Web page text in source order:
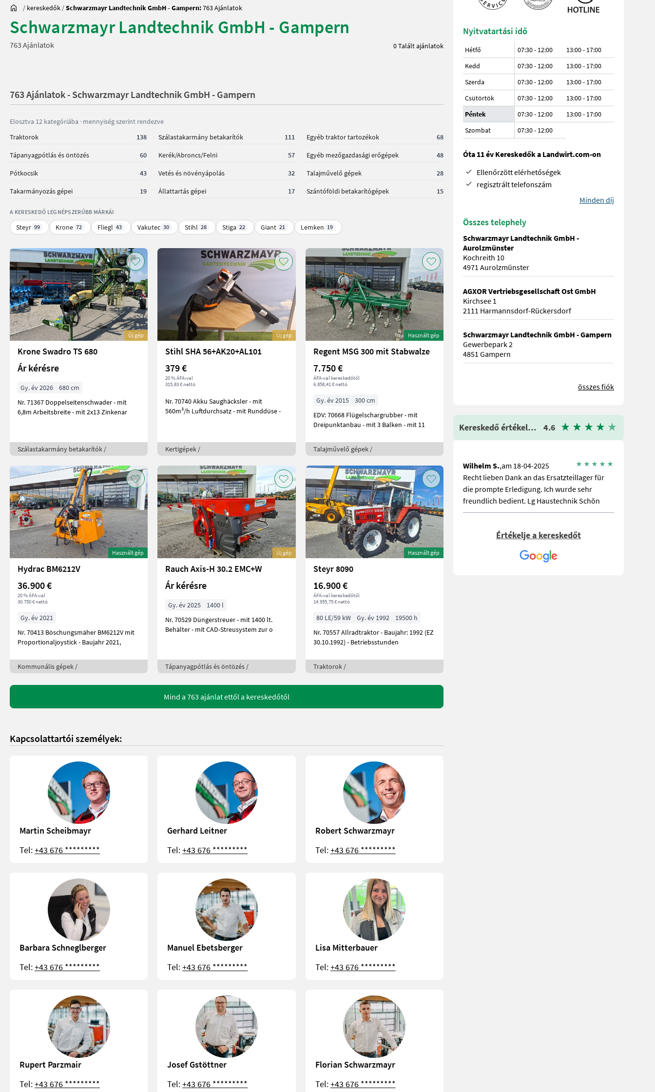
/ kereskedők /Schwarzmayr Landtechnik GmbH - Gampern:763 Ajánlatok
Schwarzmayr Landtechnik GmbH - Gampern
763 Ajánlatok 0 Talált ajánlatok
763 Ajánlatok - Schwarzmayr Landtechnik GmbH - Gampern
Elosztva 12 kategóriába · mennyiség szerint rendezve
Traktorok
138 Szálastakarmány betakarítók 111 Egyéb traktor tartozékok 68
Tápanyagpótlás és öntözés 60 Kerék/Abroncs/Felni 57 Egyéb mezőgazdasági erőgépek 48
Pótkocsik 43 Vetés és növényápolás 32 Talajművelő gépek 28
Takarmányozás gépei 19 Állattartás gépei 17 Szántóföldi betakarítógépek 15
A KERESKEDŐ LEGNÉPSZERŰBB MÁRKÁI
Steyr 99 Krone 72 Fliegl 43 Vakutec 30 Stihl 28 Stiga 22 Giant 21 Lemken 19
Új gép
Krone Swadro TS 680
Ár kérésre
Gy. év 2026
680 cm
Nr. 71367 Doppelseitenschwader - mit
6,8m Arbeitsbreite - mit 2x13 Zinkenar
Szálastakarmány betakarítók /
Új gép
Stihl SHA 56+AK20+AL101
379 €
20 % ÁFA-val
315,83 € nettó
Nr. 70740 Akku Saughäcksler - mit
560m³/h Luftdurchsatz - mit Runddüse -
Kertigépek /
Használt gép
Regent MSG 300 mit Stabwalze
7.750 €
ÁFA-val kereskedőtől
6.858,41 € nettó
Gy. év 2015
300 cm
EDV: 70668 Flügelschargrubber - mit
Dreipunktanbau - mit 3 Balken - mit 11
Talajművelő gépek /
Használt gép
Hydrac BM6212V
36.900 €
20 % ÁFA-val
30.750 € nettó
Gy. év 2021
Nr. 70413 Böschungsmäher BM6212V mit
Proportionaljoystick - Baujahr 2021,
Kommunális gépek /
Új gép
Rauch Axis-H 30.2 EMC+W
Ár kérésre
Gy. év 2025
1400 l
Nr. 70529 Düngerstreuer - mit 1400 lt.
Behälter - mit CAD-Streusystem zur o
Tápanyagpótlás és öntözés /
Használt gép
Steyr 8090
16.900 €
ÁFA-val kereskedőtől
14.955,75 € nettó
80 LE/59 kW Gy. év 1992
19500 h
Nr. 70557 Allradtraktor - Baujahr: 1992 (EZ
30.10.1992) - Betriebsstunden
Traktorok /
Mind a 763 ajánlat ettől a kereskedőtől
Kapcsolattartói személyek:
Martin Scheibmayr
Tel:+43 676 *********
Gerhard Leitner
Tel:+43 676 *********
Robert Schwarzmayr
Tel:+43 676 *********
Barbara Schneglberger
Tel:+43 676 *********
Manuel Ebetsberger
Tel:+43 676 *********
Lisa Mitterbauer
Tel:+43 676 *********
Rupert Parzmair
Tel:+43 676 *********
Josef Gstöttner
Tel:+43 676 *********
Florian Schwarzmayr
Tel:+43 676 *********
Nyitvatartási idő
Hétfő 07:30 - 12:00
13:00 - 17:00
Kedd
07:30 - 12:00
13:00 - 17:00
Szerda
07:30 - 12:00
13:00 - 17:00
Csütörtök
07:30 - 12:00
13:00 - 17:00
Péntek
07:30 - 12:00
13:00 - 17:00
Szombat
07:30- 12:00
Óta 11 év Kereskedők a Landwirt.com-on
Ellenőrzött elérhetőségek
regisztrált telefonszám
Minden díj
Összes telephely
Schwarzmayr Landtechnik GmbH -
Aurolzmünster
Kochreith 10
4971 Aurolzmünster
AGXOR Vertriebsgesellschaft Ost GmbH
Kirchsee 1
2111 Harmannsdorf-Rückersdorf
Schwarzmayr Landtechnik GmbH - Gampern
Gewerbepark 2
4851 Gampern
összes fiók
Kereskedő értékelése 4.6
Wilhelm S.,am 18-04-2025
Recht lieben Dank an das Ersatzteillager für
die prompte Erledigung. Ich wurde sehr
freundlich bedient. Lg Haustechnik Schön
Értékelje a kereskedőt